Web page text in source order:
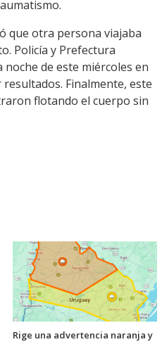
que otra persona viajaba
Policía y Prefectura
de este miércoles en
Finalmente, este
flotando el cuerpo sin
Rige una advertencia naranja y